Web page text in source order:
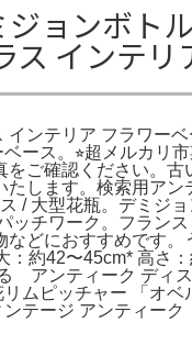
ジョンボ
ス インテ
ンテリア フラワー
ース。⭐︎超メルカリ
ご確認ください。
します。検索用ア
/ 大型花瓶。デミジ
ッチワーク。フラ
どにおすすめです
：約42〜45cm* 高
アンティーク ディ
ムピッチャー 「オ
テージ アンティーク